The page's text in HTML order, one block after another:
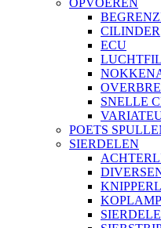
OPVOEREN
CILINDER
ECU
SNELLE
POETS
SIERDELEN